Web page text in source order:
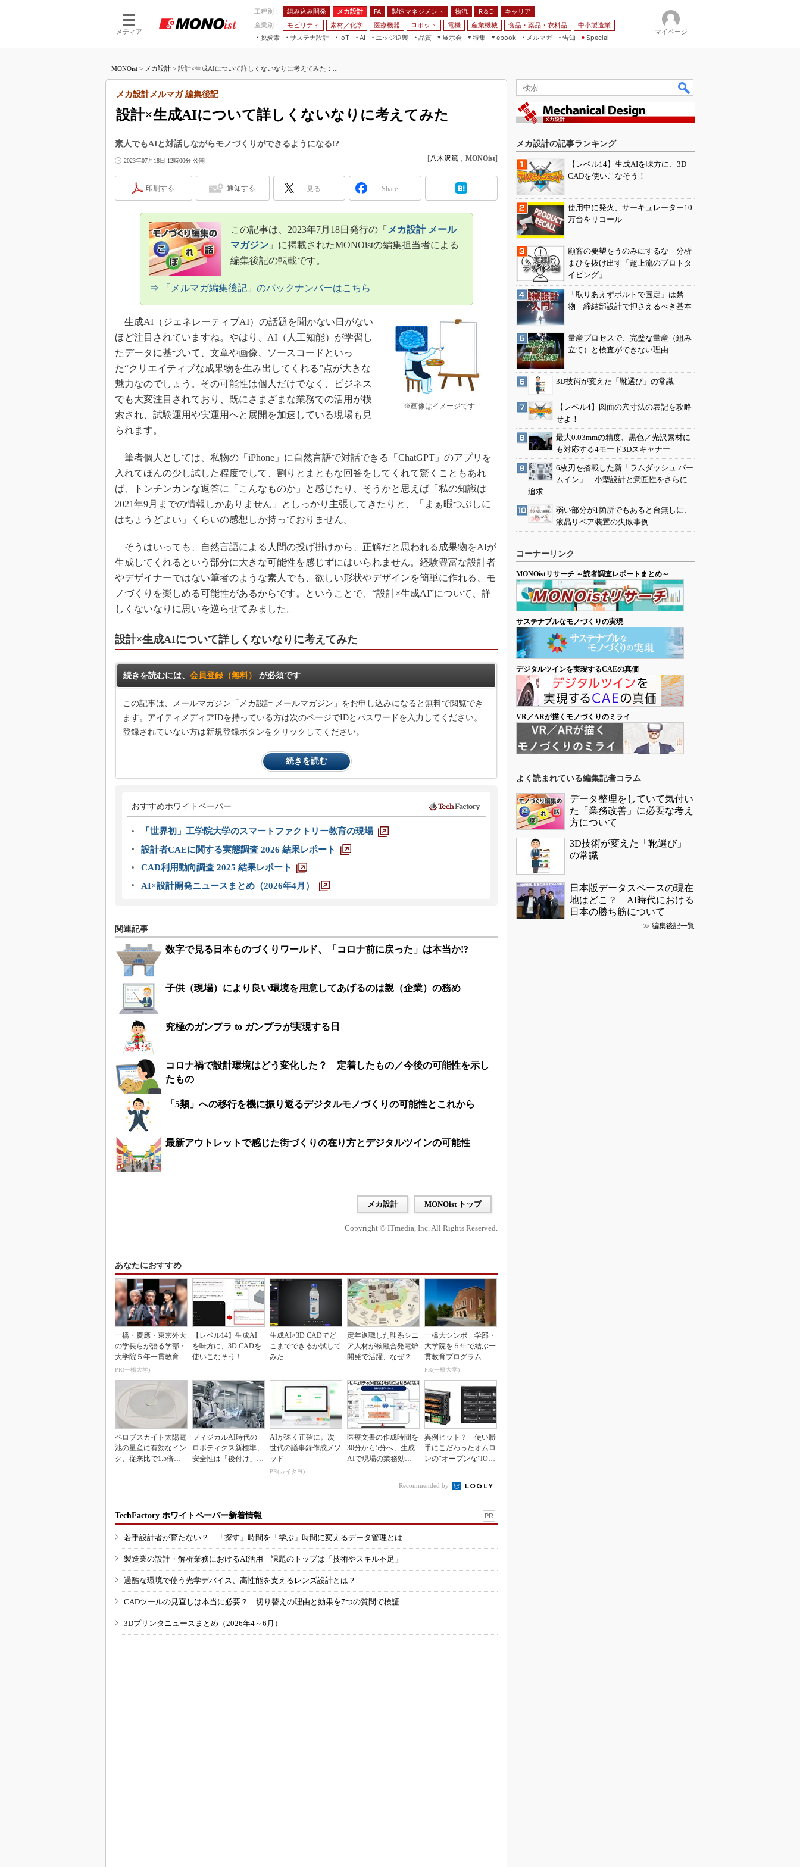
メディア
工程別： 組み込み開発 メカ設計 FA 製造マネジメント 物流 R＆D
キャリア
産業別：
モビリティ 素材／化学 医療機器 ロボット 電機 産業機械 食品・薬品・衣料品
中小製造業
脱炭素
サステナ設計
IoT
つながる工場
AI
AI×設備保全
エッジ逆襲 品質
展示会
JIMTOF
IIFES
EdgeTech+
日本ものづくりワールド
特集
フィールドサービス
車載ソフト開発
ISO26262
無償設計ツール
デジタルツインとCAE
S＆OP
インダストリー4.0
イノベーション
製造業ビッグデータ
メイドインジャパン
植物工場
知財マネジメント
グローバル設計・開発
制御セキュリティ
新型コロナへの対応
ebook
FA
モビリティ
メルマガ
告知 Special
マイページ
MONOist > メカ設計 > 設計×生成AIについて詳しくないなりに考えてみた：...
設計×生成AIについて詳しくないなりに考えてみた
メカ設計メルマガ 編集後記
素人でもAIと対話しながらモノづくりができるようになる!?
2023年07月18日 12時00分 公開 [八木沢篤 ， MONOist]
印刷する 通知する 見る Share
この記事は、2023年7月18日発行の「 メカ設計 メール
マガジン」に掲載されたMONOistの編集担当者による
編集後記の転載です。
⇒ 「メルマガ編集後記」のバックナンバーはこちら
※画像はイメージです
生成AI（ジェネレーティブAI）の話題を聞かない日がない
ほど注目されていますね。やはり、AI（人工知能）が学習し
たデータに基づいて、文章や画像、ソースコードといっ
た“クリエイティブな成果物を生み出してくれる”点が大きな
魅力なのでしょう。その可能性は個人だけでなく、ビジネス
でも大変注目されており、既にさまざまな業務での活用が模
索され、試験運用や実運用へと展開を加速している現場も見
られます。
筆者個人としては、私物の「iPhone」に自然言語で対話できる「ChatGPT」のアプリを
入れてほんの少し試した程度でして、割りとまともな回答をしてくれて驚くこともあれ
ば、トンチンカンな返答に「こんなものか」と感じたり、そうかと思えば「私の知識は
2021年9月までの情報しかありません」としっかり主張してきたりと、「まぁ暇つぶしに
はちょうどよい」くらいの感想しか持っておりません。
そうはいっても、自然言語による人間の投げ掛けから、正解だと思われる成果物をAIが
生成してくれるという部分に大きな可能性を感じずにはいられません。経験豊富な設計者
やデザイナーではない筆者のような素人でも、欲しい形状やデザインを簡単に作れる、モ
ノづくりを楽しめる可能性があるからです。ということで、“設計×生成AI”について、詳
しくないなりに思いを巡らせてみました。
設計×生成AIについて詳しくないなりに考えてみた
続きを読むには、 会員登録（無料） が必須です
この記事は、メールマガジン「メカ設計 メールマガジン」をお申し込みになると無料で閲覧でき
ます。アイティメディアIDを持っている方は次のページでIDとパスワードを入力してください。
登録されていない方は新規登録ボタンをクリックしてください。
続きを読む
おすすめホワイトペーパー
「世界初」工学院大学のスマートファクトリー教育の現場
設計者CAEに関する実態調査 2026 結果レポート
CAD利用動向調査 2025 結果レポート
AI×設計開発ニュースまとめ（2026年4月）
関連記事
数字で見る日本ものづくりワールド、「コロナ前に戻った」は本当か!?
子供（現場）により良い環境を用意してあげるのは親（企業）の務め
究極のガンプラ to ガンプラが実現する日
コロナ禍で設計環境はどう変化した？ 定着したもの／今後の可能性を示し
たもの
「5類」への移行を機に振り返るデジタルモノづくりの可能性とこれから
最新アウトレットで感じた街づくりの在り方とデジタルツインの可能性
メカ設計 MONOist トップ
Copyright © ITmedia, Inc. All Rights Reserved.
あなたにおすすめ
一橋・慶應・東京外大
の学長らが語る学部・
大学院５年一貫教育
PR(一橋大学)
【レベル14】生成AI
を味方に、3D CADを
使いこなそう！
生成AI×3D CADでど
こまでできるか試して
みた
定年退職した理系シニ
ア人材が核融合発電炉
開発で活躍、なぜ？
一橋大シンポ 学部・
大学院を５年で結ぶ一
貫教育プログラム
PR(一橋大学)
ペロブスカイト太陽電
池の量産に有効なイン
ク、従来比で1.5倍の
フィジカルAI時代の
ロボティクス新標準、
安全性は「後付け」で
AIが速く正確に。次
世代の議事録作成メソ
ッド
PR(カイタヨ)
医療文書の作成時間を
30分から5分へ、生成
AIで現場の業務効率
異例ヒット？ 使い勝
手にこだわったオムロ
ンの“オープンな”IO-L
Recommended by
TechFactory ホワイトペーパー新着情報 PR
若手設計者が育たない？ 「探す」時間を「学ぶ」時間に変えるデータ管理とは
製造業の設計・解析業務におけるAI活用 課題のトップは「技術やスキル不足」
過酷な環境で使う光学デバイス、高性能を支えるレンズ設計とは？
CADツールの見直しは本当に必要？ 切り替えの理由と効果を7つの質問で検証
3Dプリンタニュースまとめ（2026年4～6月）
メカ設計の記事ランキング
【レベル14】生成AIを味方に、3D
CADを使いこなそう！
使用中に発火、サーキュレーター10
万台をリコール
顧客の要望をうのみにするな 分析
まひを抜け出す「超上流のプロトタ
イピング」
「取りあえずボルトで固定」は禁
物 締結部設計で押さえるべき基本
量産プロセスで、完璧な量産（組み
立て）と検査ができない理由
3D技術が変えた「靴選び」の常識
【レベル4】図面の穴寸法の表記を攻略
せよ！
最大0.03mmの精度、黒色／光沢素材に
も対応する4モード3Dスキャナー
6枚刃を搭載した新「ラムダッシュ パー
ムイン」 小型設計と意匠性をさらに
追求
弱い部分が1箇所でもあると台無しに、
液晶リペア装置の失敗事例
コーナーリンク
MONOistリサーチ ～読者調査レポートまとめ～
サステナブルなモノづくりの実現
デジタルツインを実現するCAEの真価
VR／ARが描くモノづくりのミライ
よく読まれている編集記者コラム
データ整理をしていて気付い
た「業務改善」に必要な考え
方について
3D技術が変えた「靴選び」
の常識
日本版データスペースの現在
地はどこ？ AI時代における
日本の勝ち筋について
≫ 編集後記一覧